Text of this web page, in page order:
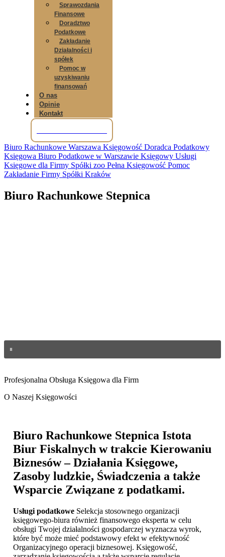
Sprawozdania
Finansowe
Doradztwo
Podatkowe
Zakładanie
Działalności i
spółek
Pomoc w
uzyskiwaniu
finansowań
O nas
Opinie
Kontakt
Biuro Rachunkowe Warszawa Księgowość Doradca Podatkowy
Księgowa Biuro Podatkowe w Warszawie Księgowy Usługi
Księgowe dla Firmy Spółki zoo Pełna Księgowość Pomoc
Zakładanie Firmy Spółki Kraków
Biuro Rachunkowe Stepnica
Profesjonalna Obsługa Księgowa dla Firm
O Naszej Księgowości
Biuro Rachunkowe Stepnica Istota
Biur Fiskalnych w trakcie Kierowaniu
Biznesów – Działania Księgowe,
Zasoby ludzkie, Świadczenia a także
Wsparcie Związane z podatkami.
Usługi podatkowe Selekcja stosownego organizacji
księgowego-biura również finansowego eksperta w celu
obsługi Twojej działalności gospodarczej wyznacza wyrok,
które być może mieć podstawowy efekt w efektywność
Organizacyjnego operacji biznesowej. Księgowość,